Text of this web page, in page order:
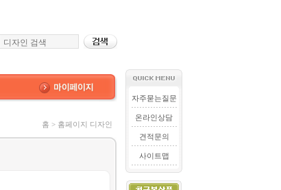
홈 > 홈페이지 디자인
자주묻는질문
온라인상담
견적문의
사이트맵